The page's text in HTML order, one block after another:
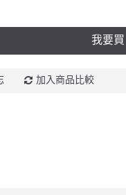
我要買
加入商品比較